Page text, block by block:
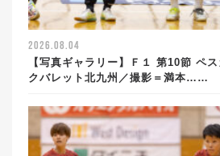
2026.08.04
【写真ギャラリー】Ｆ１ 第10節 ペ
クバレット北九州／撮影＝満本……